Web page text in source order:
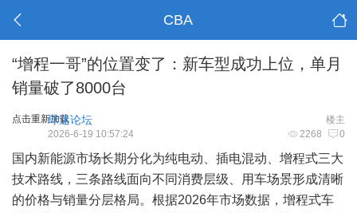
CBA
“增程一哥”的位置变了：新车型成功上位，单月
销量破了8000台
点击重新加载 楼主
球迷论坛
2268 0
2026-6-19 10:57:24
国内新能源市场长期分化为纯电动、插电混动、增程式三大
技术路线，三条路线面向不同消费层级、用车场景形成清晰
的价格与销量分层格局。根据2026年市场数据，增程式车